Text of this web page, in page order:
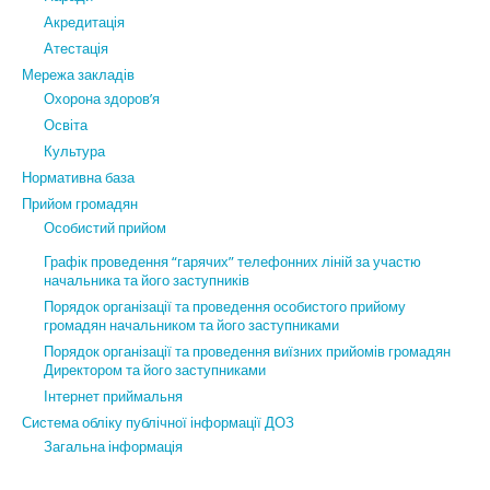
Акредитація
Атестація
Мережа закладів
Охорона здоров’я
Освіта
Культура
Нормативна база
Прийом громадян
Особистий прийом
Графік проведення “гарячих” телефонних ліній за участю
начальника та його заступників
Порядок організації та проведення особистого прийому
громадян начальником та його заступниками
Порядок організації та проведення виїзних прийомів громадян
Директором та його заступниками
Інтернет приймальня
Система обліку публічної інформації ДОЗ
Загальна інформація